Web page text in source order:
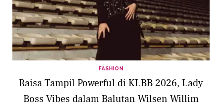
FASHION
Raisa Tampil Powerful di KLBB 2026, Lady
Boss Vibes dalam Balutan Wilsen Willim